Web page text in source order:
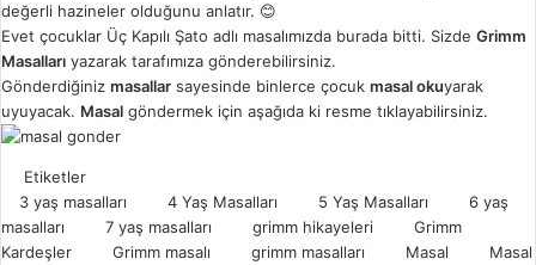
değerli hazineler olduğunu anlatır. 😊
Evet çocuklar Üç Kapılı Şato adlı masalımızda burada bitti. Sizde Grimm
Masalları yazarak tarafımıza gönderebilirsiniz.
Gönderdiğiniz masallar sayesinde binlerce çocuk masal okuyarak
uyuyacak. Masal göndermek için aşağıda ki resme tıklayabilirsiniz.
Etiketler
3 yaş masalları
4 Yaş Masalları 5 Yaş Masalları
6 yaş
masalları
7 yaş masalları grimm hikayeleri
Grimm
Kardeşler
Grimm masalı grimm masalları Masal
Masal